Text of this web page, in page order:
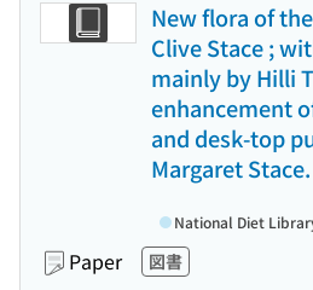
New flora of
Clive Stace ;
mainly by Hilli
enhancement
and desk-top
Margaret
Paper 図書
National Diet